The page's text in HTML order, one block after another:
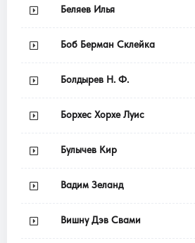
Беляев Илья
Боб Берман Склейка
Болдырев Н. Ф.
Борхес Хорхе Луис
Булычев Кир
Вадим Зеланд
Вишну Дэв Свами